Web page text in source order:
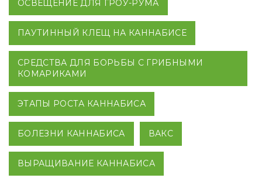
ОСВЕЩЕНИЕ ДЛЯ ГРОУ-РУМА
ПАУТИННЫЙ КЛЕЩ НА КАННАБИСЕ
СРЕДСТВА ДЛЯ БОРЬБЫ С ГРИБНЫМИ
КОМАРИКАМИ
ЭТАПЫ РОСТА КАННАБИСА
БОЛЕЗНИ КАННАБИСА ВАКС
ВЫРАЩИВАНИЕ КАННАБИСА